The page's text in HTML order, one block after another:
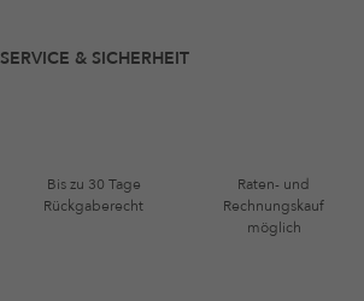
SERVICE & SICHERHEIT
Bis zu 30 Tage
Rückgaberecht
Raten- und
Rechnungskauf
möglich